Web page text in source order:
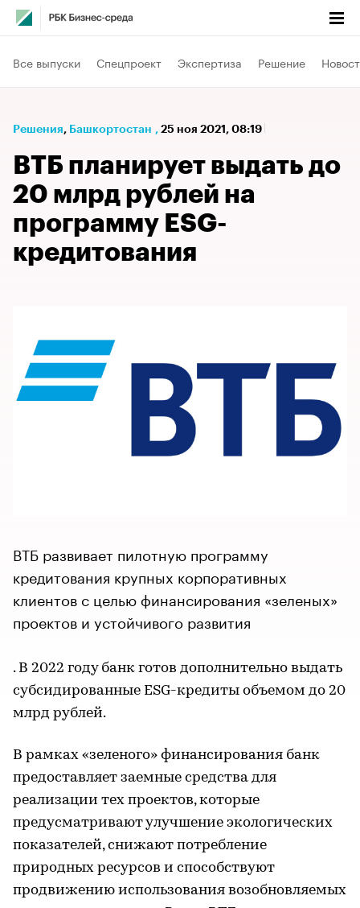
Все выпуски Спецпроект Экспертиза Решение
Решения⁠, Башкортостан , 25 ноя 2021, 08:19
ВТБ планирует выдать до
20 млрд рублей на
программу ESG-
кредитования
ВТБ развивает пилотную программу
кредитования крупных корпоративных
клиентов с целью финансирования «зеленых»
проектов и устойчивого развития
. В 2022 году банк готов дополнительно выдать
субсидированные ESG-кредиты объемом до 20
млрд рублей.
В рамках «зеленого» финансирования банк
предоставляет заемные средства для
реализации тех проектов, которые
предусматривают улучшение экологических
показателей, снижают потребление
природных ресурсов и способствуют
продвижению использования возобновляемых